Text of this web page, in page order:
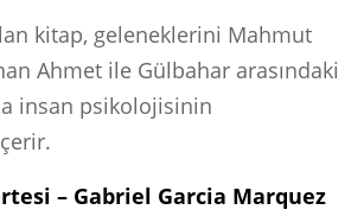
kitap, geleneklerini Mahmut
Ahmet ile Gülbahar arasındaki
insan psikolojisinin
– Gabriel Garcia Marquez